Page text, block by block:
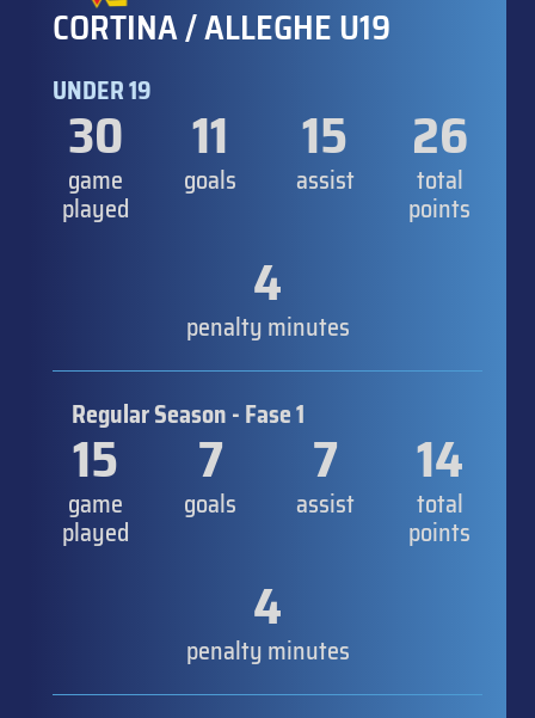
CORTINA / ALLEGHE U19
UNDER 19
30
game
played
11
goals
15
assist
26
total
points
4
penalty minutes
Regular Season - Fase 1
15
game
played
7
goals
7
assist
14
total
points
4
penalty minutes